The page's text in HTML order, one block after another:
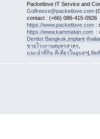
Packetlove IT Service and
Golfreeze@packetlove.com
contact : (+66) 086-415-0926
https://www.packetlove.com:
https://www.kammatan.com:
Dentist Bangkok implant-
ขายโรงงานสมุทรสาคร,
แนะนำที่กิน ที่เที่ยวในอุบลฯ|, จัด